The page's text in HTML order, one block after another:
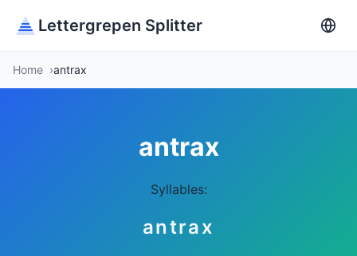
Lettergrepen Splitter
Home antrax
antrax
Syllables:
antrax